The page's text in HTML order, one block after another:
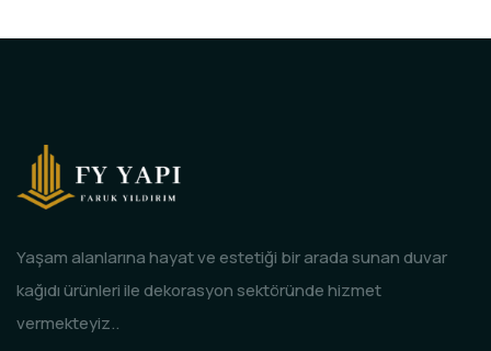
Yaşam alanlarına hayat ve estetiği bir arada sunan duvar
kağıdı ürünleri ile dekorasyon sektöründe hizmet
vermekteyiz..